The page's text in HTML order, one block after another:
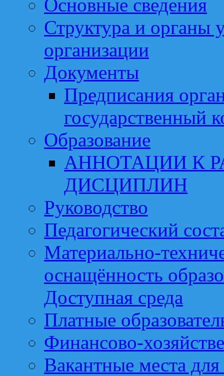
Основные сведения
Структура и органы
организации
Документы
Предписания
государственный
Образование
АННОТАЦИИ К
ДИСЦИПЛИН
Руководство
Педагогический
Материально-
оснащённость
Доступная среда
Платные
Финансово-
Вакантные места